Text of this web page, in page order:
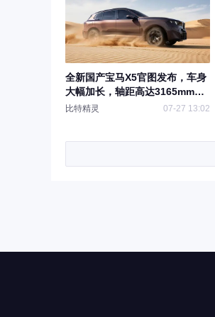
全新国产宝马X5官图发布，车身
大幅加长，轴距高达3165mm，
比X7轴距还长，越级大空间实在
比特精灵 07-27 13:02